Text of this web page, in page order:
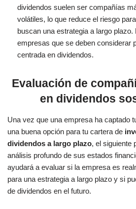
dividendos suelen ser compañías
volátiles, lo que reduce el riesgo
buscan una estrategia a largo
empresas que se deben considerar
centrada en dividendos.
Evaluación de
en dividendos
Una vez que una empresa ha captado
una buena opción para tu cartera de
dividendos a largo plazo, el siguiente
análisis profundo de sus estados
ayudará a evaluar si la empresa es
para una estrategia a largo plazo y si
de dividendos en el futuro.